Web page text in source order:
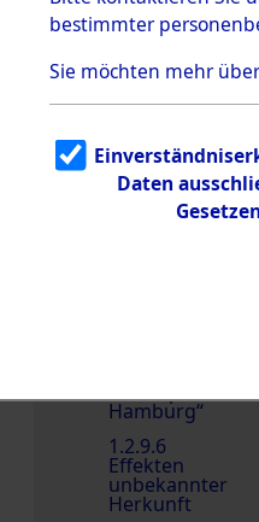
Effekten aus
dem KZ
Bayerisches
1.2.9.3
Effekten aus
dem KZ
Neuengamm
Hamburg“
1.2.9.6
Effekten
unbekannter
Herkunft
bestimmter
Sie möchten mehr
Daten